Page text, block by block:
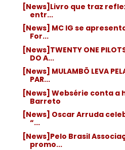
[News]Livro que traz
entr...
[News] MC IG se
For...
[News]TWENTY ONE
DO A...
[News] MULAMBÖ LEVA
PAR...
[News] Websérie conta a
Barreto
[News] Oscar Arruda
“...
[News]Pelo Brasil
promo...